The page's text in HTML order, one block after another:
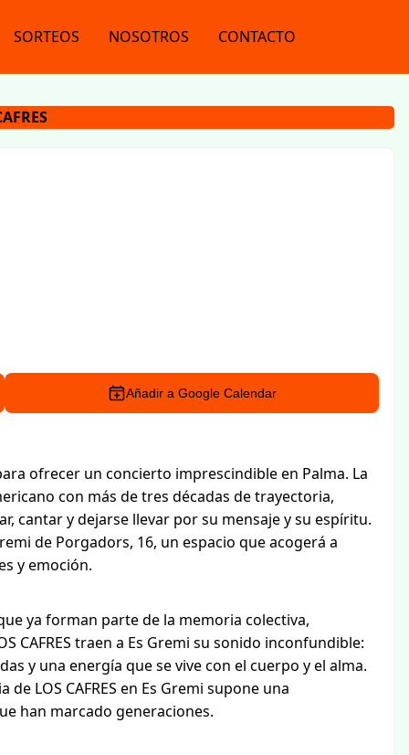
SORTEOS NOSOTROS CONTACTO
Añadir a Google Calendar
ofrecer un concierto imprescindible en Palma. La
con más de tres décadas de trayectoria,
cantar y dejarse llevar por su mensaje y su espíritu.
de Porgadors, 16, un espacio que acogerá a
y emoción.
ya forman parte de la memoria colectiva,
CAFRES traen a Es Gremi su sonido inconfundible:
y una energía que se vive con el cuerpo y el alma.
LOS CAFRES en Es Gremi supone una
han marcado generaciones.